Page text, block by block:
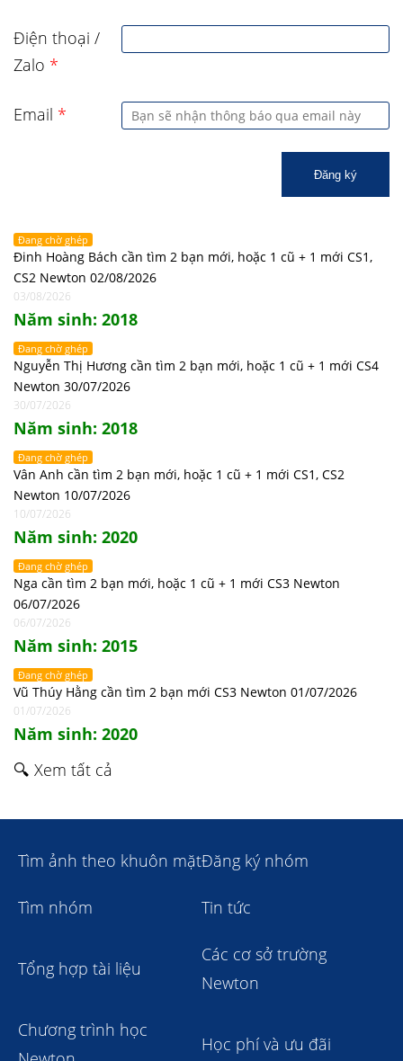
Điện thoại /
Zalo *
Email *
Đăng ký
Đang chờ ghép
Đinh Hoàng Bách cần tìm 2 bạn mới, hoặc 1 cũ + 1 mới CS1,
CS2 Newton 02/08/2026
03/08/2026
Năm sinh: 2018
Đang chờ ghép
Nguyễn Thị Hương cần tìm 2 bạn mới, hoặc 1 cũ + 1 mới CS4
Newton 30/07/2026
30/07/2026
Năm sinh: 2018
Đang chờ ghép
Vân Anh cần tìm 2 bạn mới, hoặc 1 cũ + 1 mới CS1, CS2
Newton 10/07/2026
10/07/2026
Năm sinh: 2020
Đang chờ ghép
Nga cần tìm 2 bạn mới, hoặc 1 cũ + 1 mới CS3 Newton
06/07/2026
06/07/2026
Năm sinh: 2015
Đang chờ ghép
Vũ Thúy Hằng cần tìm 2 bạn mới CS3 Newton 01/07/2026
01/07/2026
Năm sinh: 2020
🔍 Xem tất cả
Tìm ảnh theo khuôn mặtĐăng ký nhóm
Tìm nhóm Tin tức
Tổng hợp tài liệu
Các cơ sở trường
Newton
Chương trình học
Học phí và ưu đãi